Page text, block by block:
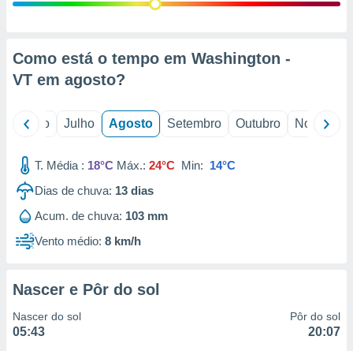
estudos
1199
Como está o tempo em Washington -
VT em agosto?
Junho Julho Agosto Setembro Outubro Novembro
T. Média : 18°C Máx.: 24°C Min: 14°C
Dias de chuva: 13 dias
Acum. de chuva: 103 mm
Vento médio: 8 km/h
Nascer e Pôr do sol
Nascer do sol
05:43
Pôr do sol
20:07